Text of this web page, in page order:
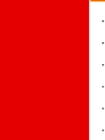
·
·
·
·
·
·